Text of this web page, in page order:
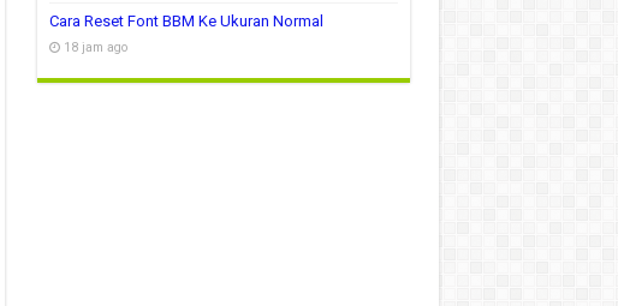
Cara Reset Font BBM Ke Ukuran Normal
18 jam ago